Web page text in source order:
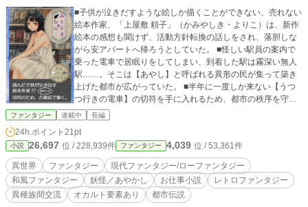
■子供が泣きだすような絵しか描くことができない、売れない
絵本作家、「上屋敷 頼子」（かみやしき・よりこ）は、新作
絵本の感想も聞けず、活動方針転換の話しをされ、落胆しな
がら安アパートへ帰ろうとしていた。 ■怪しい駅員の案内で
乗った電車で居眠りをしてしまい、到着した駅は霧深い無人
駅……。そこは【あやし】と呼ばれる異形の民が集って築き
上げた都市が広がっていた。 ■半年に一度しか来ない【うつ
つ行きの電車】の切符を手に入れるため、都市の秩序を守
る“もふもふ様”の紹介で、「頼子」は街外れの「虎谷 弥栄」
じめる。 ■都市伝説・異聞☆レトロチック・ローファンタジ
ー☆
ファンタジー 連載中 長編
24h.ポイント 21pt
小説 26,697 位 / 228,939件 ファンタジー 4,039 位 / 53,361件
異世界 ファンタジー
現代ファンタジー/ローファンタジー
和風ファンタジー
妖怪／あやかし お仕事小説
レトロファンタジー
異種族間交流
オカルト要素あり 都市伝説